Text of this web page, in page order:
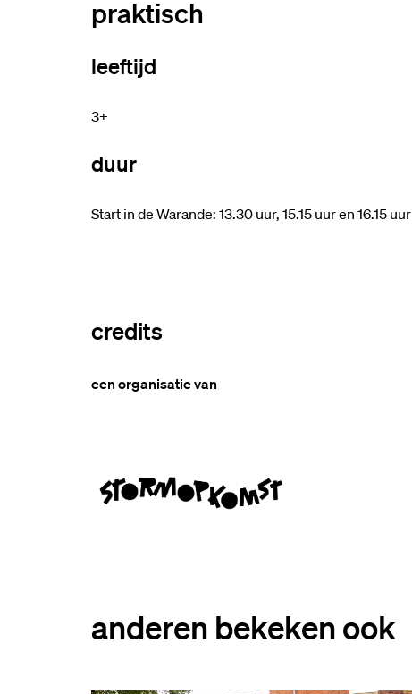
praktisch
leeftijd
3+
duur
Start in de Warande: 13.30 uur, 15.15 uur en 16.15 uur
credits
een organisatie van
anderen bekeken ook